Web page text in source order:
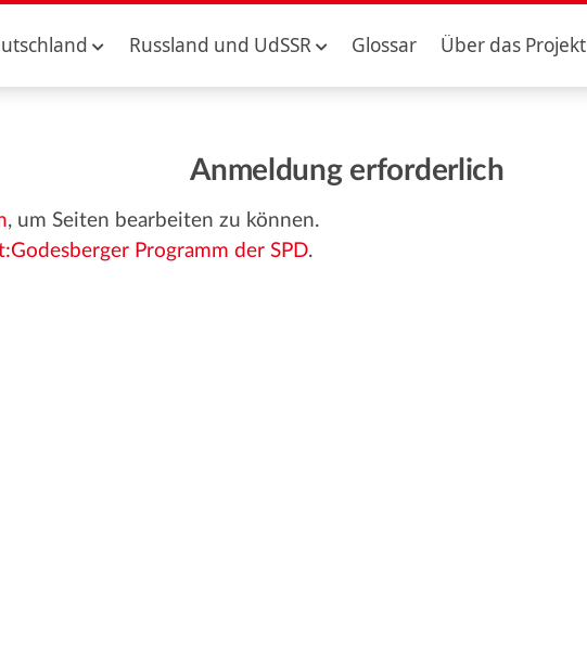
Russland und UdSSR Glossar Über das Projekt
Anmeldung erforderlich
, um Seiten bearbeiten zu können.
Programm der SPD.